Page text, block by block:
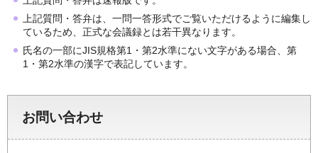
上記質問・答弁は、一問一答形式でご覧いただけるように編集し
ているため、正式な会議録とは若干異なります。
氏名の一部にJIS規格第1・第2水準にない文字がある場合、第
1・第2水準の漢字で表記しています。
お問い合わせ